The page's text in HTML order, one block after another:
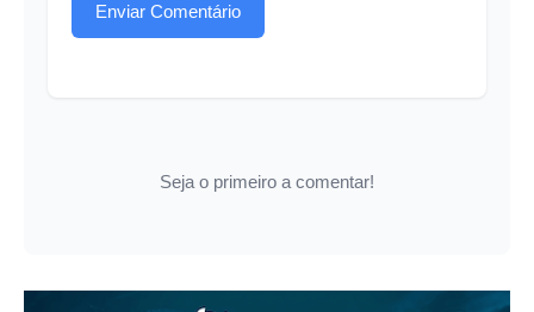
Enviar Comentário
Seja o primeiro a comentar!